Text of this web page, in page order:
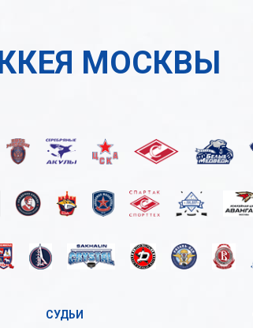
МОСКВЫ
СУДЬИ